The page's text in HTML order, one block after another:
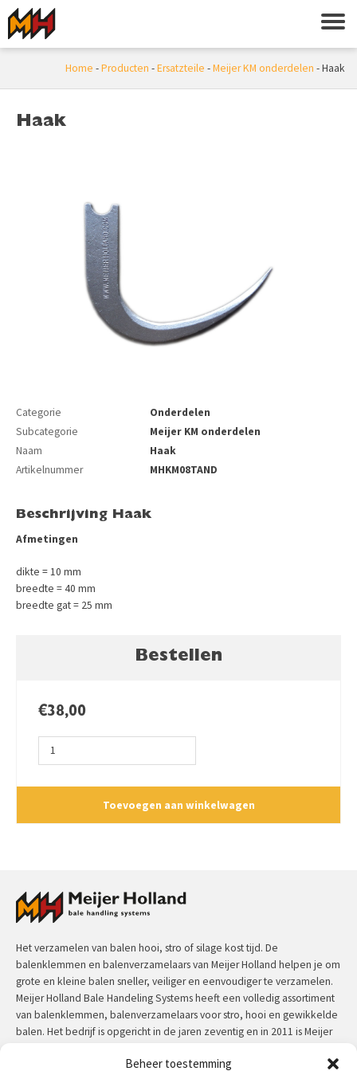
Beheer toestemming
Home -Producten -Ersatzteile -Meijer KM onderdelen -Haak
Haak
Categorie
Onderdelen
Subcategorie
Meijer KM onderdelen
Naam
Haak
Artikelnummer
MHKM08TAND
Beschrijving Haak
Afmetingen
dikte = 10 mm
breedte = 40 mm
breedte gat = 25 mm
Bestellen
€38,00
Haak
Toevoegen aan winkelwagen
Het verzamelen van balen hooi, stro of silage kost tijd. De
balenklemmen en balenverzamelaars van Meijer Holland helpen je om
grote en kleine balen sneller, veiliger en eenvoudiger te verzamelen.
Meijer Holland Bale Handeling Systems heeft een volledig assortiment
van balenklemmen, balenverzamelaars voor stro, hooi en gewikkelde
balen. Het bedrijf is opgericht in de jaren zeventig en in 2011 is Meijer
hebben een uitzonderlijke kwaliteit en zijn door de jaren heen in